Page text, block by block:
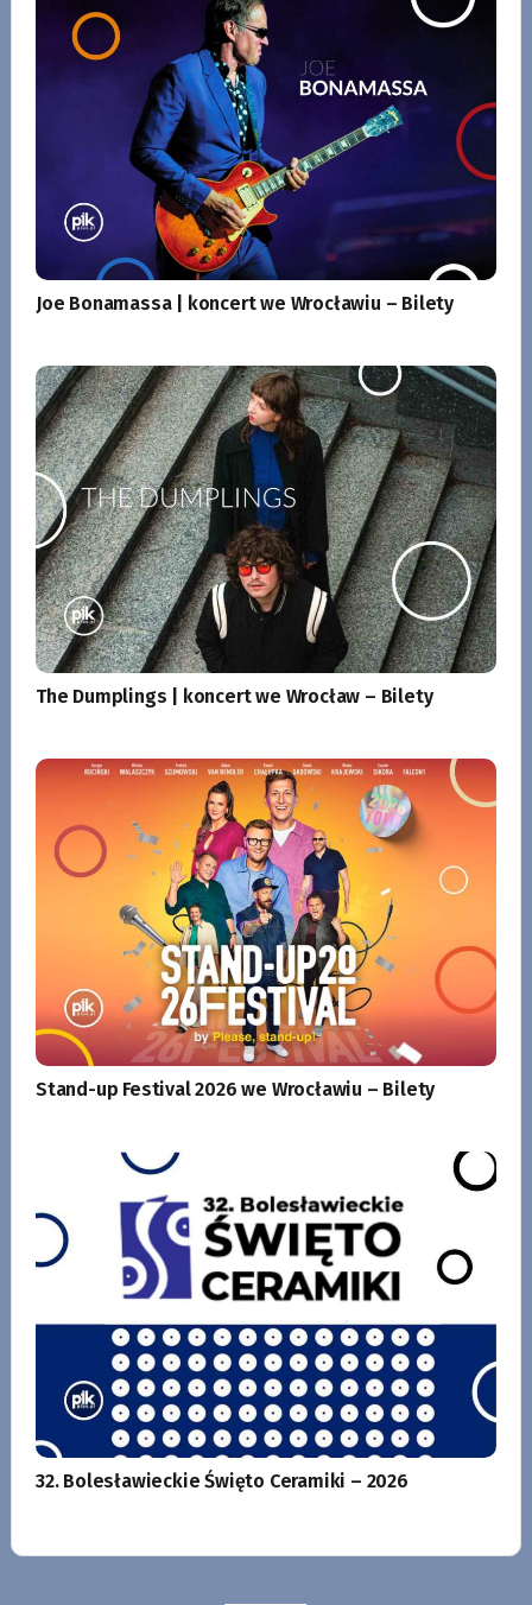
Joe Bonamassa | koncert we Wrocławiu – Bilety
The Dumplings | koncert we Wrocław – Bilety
Stand-up Festival 2026 we Wrocławiu – Bilety
32. Bolesławieckie Święto Ceramiki – 2026